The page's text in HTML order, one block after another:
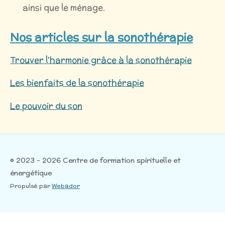
ainsi que le ménage.
Nos articles sur la sonothérapie
Trouver l'harmonie grâce à la sonothérapie
Les bienfaits de la sonothérapie
Le pouvoir du son
© 2023 - 2026 Centre de formation spirituelle et
énergétique
Propulsé parWebador